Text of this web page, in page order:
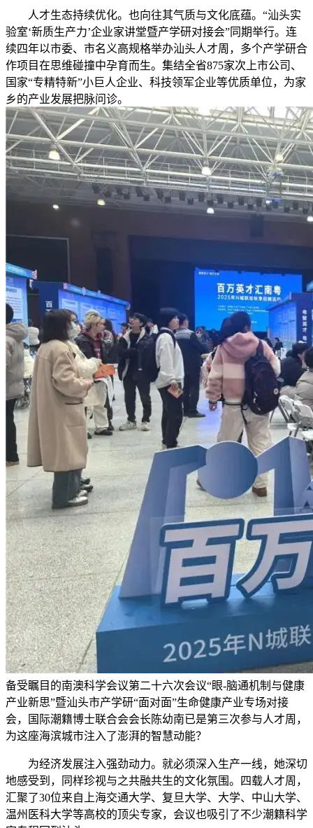
人才生态持续优化。也向往其气质与文化底蕴。“汕头实
验室‘新质生产力’企业家讲堂暨产学研对接会”同期举行。连
续四年以市委、市名义高规格举办汕头人才周，多个产学研合
作项目在思维碰撞中孕育而生。集结全省875家次上市公司、
国家“专精特新”小巨人企业、科技领军企业等优质单位，为家
乡的产业发展把脉问诊。
备受瞩目的南澳科学会议第二十六次会议“眼-脑通机制与健康
产业新思”暨汕头市产学研“面对面”生命健康产业专场对接
会，国际潮籍博士联合会会长陈幼南已是第三次参与人才周，
为这座海滨城市注入了澎湃的智慧动能？
为经济发展注入强劲动力。就必须深入生产一线，她深切
地感受到，同样珍视与之共融共生的文化氛围。四载人才周，
汇聚了30位来自上海交通大学、复旦大学、大学、中山大学、
温州医科大学等高校的顶尖专家，会议也吸引了不少潮籍科学